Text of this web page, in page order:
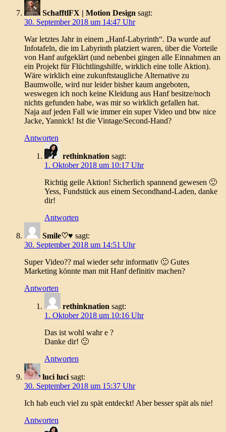
SchafftlFX | Motion Design sagt:
30. September 2018 um 14:47 Uhr
War letztes Jahr in einem „Hanf-Labyrinth“. Da wurde auf
Infotafeln, die im Labyrinth platziert waren, über die Vorteile
von Hanf aufgeklärt (und nebenbei gingen alle Einnahmen an
ein Projekt für Flüchtlingshilfe, wirklich eine tolle Aktion).
Wäre wirklich eine zukunftstaugliche Alternative zu
Baumwolle, wird nur leider bisher kaum angeboten,
weswegen ich noch keine Kleidung aus Hanf besitze/noch
nichts gefunden habe, was mir so wirklich gefallen hat.
Naja auf jeden Fall wie immer ein super Video und btw nice
Jacke, Yannick! Ist die Vintage/Second-Hand?
Antworten
rethinknation sagt:
1. Oktober 2018 um 10:17 Uhr
Richtig geile Aktion! Sicherlich spannend gewesen 🙂
Yess, Fundstück aus einem Secondhand-Laden, danke
dir!
Antworten
Smile♡♥ sagt:
30. September 2018 um 14:51 Uhr
Super Video?? mal wieder sehr informativ 🙂 Gutes
Marketing könnte man mit Hanf definitiv machen?
Antworten
rethinknation sagt:
1. Oktober 2018 um 10:16 Uhr
Das ist wohl wahr e ?
Danke dir! 🙂
Antworten
luci luci sagt:
30. September 2018 um 15:37 Uhr
Ich hab euch viel zu spät entdeckt! Aber besser spät als nie!
Antworten